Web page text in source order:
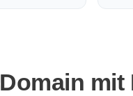
Domain